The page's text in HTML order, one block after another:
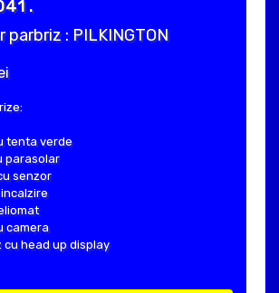
.
parbriz : PILKINGTON
tenta verde
parasolar
senzor
camera
cu head up display